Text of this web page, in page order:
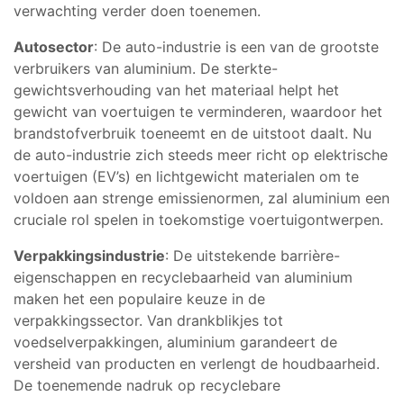
verwachting verder doen toenemen.
Autosector: De auto-industrie is een van de grootste
verbruikers van aluminium. De sterkte-
gewichtsverhouding van het materiaal helpt het
gewicht van voertuigen te verminderen, waardoor het
brandstofverbruik toeneemt en de uitstoot daalt. Nu
de auto-industrie zich steeds meer richt op elektrische
voertuigen (EV’s) en lichtgewicht materialen om te
voldoen aan strenge emissienormen, zal aluminium een
cruciale rol spelen in toekomstige voertuigontwerpen.
Verpakkingsindustrie: De uitstekende barrière-
eigenschappen en recyclebaarheid van aluminium
maken het een populaire keuze in de
verpakkingssector. Van drankblikjes tot
voedselverpakkingen, aluminium garandeert de
versheid van producten en verlengt de houdbaarheid.
De toenemende nadruk op recyclebare